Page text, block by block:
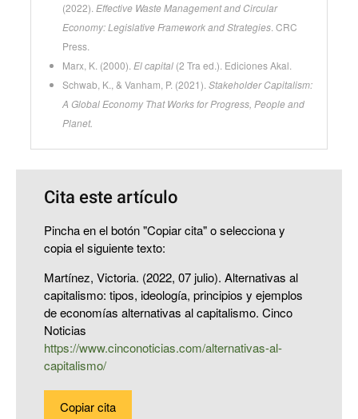
(2022). Effective Waste Management and Circular
Economy: Legislative Framework and Strategies . CRC
Press.
Marx, K. (2000). El capital (2 Tra ed.). Ediciones Akal.
Schwab, K., & Vanham, P. (2021). Stakeholder Capitalism:
A Global Economy That Works for Progress, People and
Planet.
Cita este artículo
Pincha en el botón "Copiar cita" o selecciona y
copia el siguiente texto:
Martínez, Victoria. (2022, 07 julio). Alternativas al
capitalismo: tipos, ideología, principios y ejemplos
de economías alternativas al capitalismo. Cinco
Noticias
https://www.cinconoticias.com/alternativas-al-
capitalismo/
Copiar cita